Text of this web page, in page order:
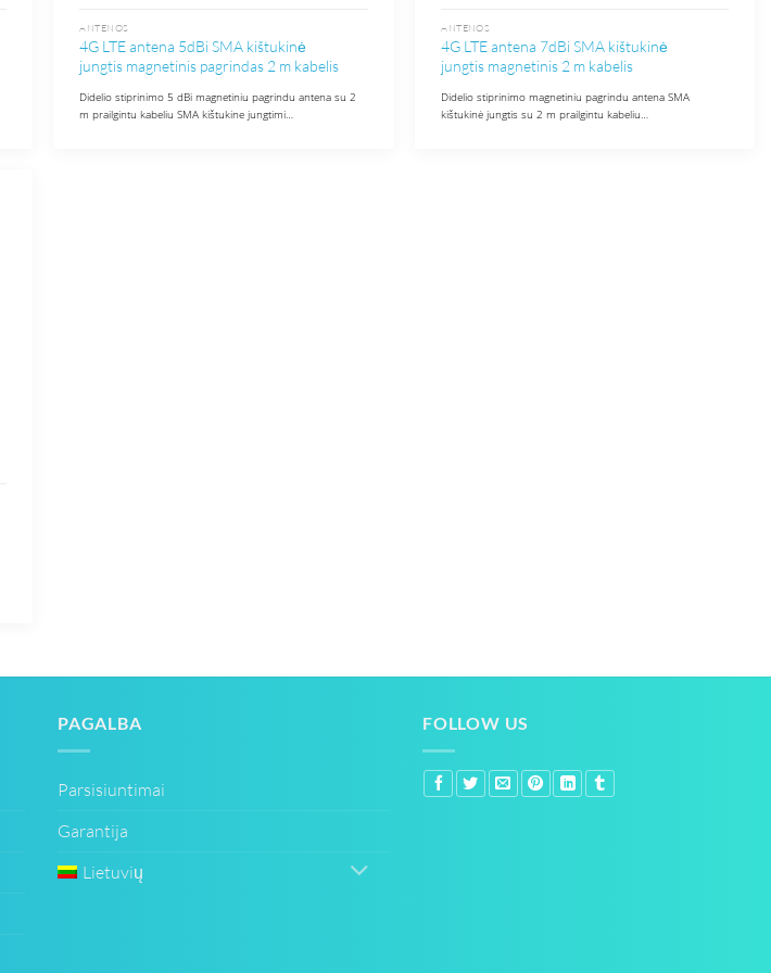
ANTENOS
4G LTE antena 5dBi SMA kištukinė
jungtis magnetinis pagrindas 2 m kabelis
Didelio stiprinimo 5 dBi magnetiniu pagrindu antena su 2
m prailgintu kabeliu SMA kištukine jungtimi…
ANTENOS
4G LTE antena 7dBi SMA kištukinė
jungtis magnetinis 2 m kabelis
Didelio stiprinimo magnetiniu pagrindu antena SMA
kištukinė jungtis su 2 m prailgintu kabeliu…
PAGALBA
Parsisiuntimai
Garantija
Lietuvių
FOLLOW US